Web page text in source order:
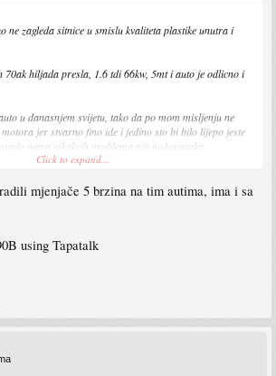
ne zagleda sitnice u smislu kvaliteta plastike unutra i
70ak hiljada presla, 1.6 tdi 66kw, 5mt i auto je odlicno i
u danasnjem svijetu, tako da po mom misljenju ne
jer stvarno fino ide i jedino sto bi bilo lijepo jeste
nema nikakvih problema niti nedostataka.
Click to expand...
mjenjače 5 brzina na tim autima, ima i sa
using Tapatalk